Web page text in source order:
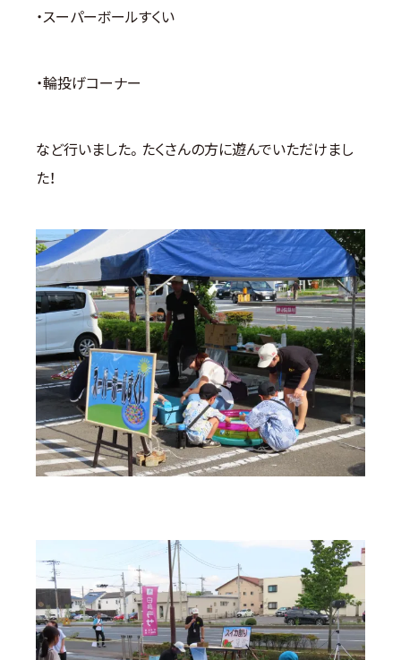
・スーパーボールすくい
・輪投げコーナー
など行いました。たくさんの方に遊んでいただけまし
た！